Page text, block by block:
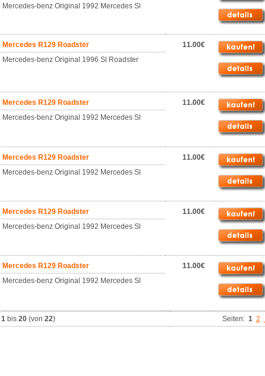
Mercedes-benz Original 1992 Mercedes Sl
Mercedes R129 Roadster
Mercedes-benz Original 1996 Sl Roadster
11.00€
Mercedes R129 Roadster
Mercedes-benz Original 1992 Mercedes Sl
11.00€
Mercedes R129 Roadster
Mercedes-benz Original 1992 Mercedes Sl
11.00€
Mercedes R129 Roadster
Mercedes-benz Original 1992 Mercedes Sl
11.00€
Mercedes R129 Roadster
Mercedes-benz Original 1992 Mercedes Sl
11.00€
1bis 20(von 22) Seiten: 1 2